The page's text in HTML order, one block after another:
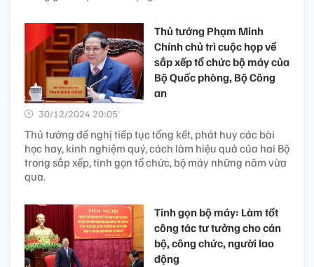
Thủ tướng Phạm Minh
Chính chủ trì cuộc họp về
sắp xếp tổ chức bộ máy của
Bộ Quốc phòng, Bộ Công
an
30/12/2024 20:05’
Thủ tướng đề nghị tiếp tục tổng kết, phát huy các bài
học hay, kinh nghiệm quý, cách làm hiệu quả của hai Bộ
trong sắp xếp, tinh gọn tổ chức, bộ máy những năm vừa
qua.
Tinh gọn bộ máy: Làm tốt
công tác tư tưởng cho cán
bộ, công chức, người lao
động